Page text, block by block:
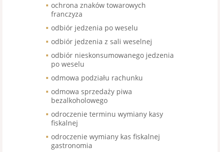
ochrona znaków towarowych
franczyza
odbiór jedzenia po weselu
odbiór jedzenia z sali weselnej
odbiór nieskonsumowanego jedzenia
po weselu
odmowa podziału rachunku
odmowa sprzedaży piwa
bezalkoholowego
odroczenie terminu wymiany kasy
fiskalnej
odroczenie wymiany kas fiskalnej
gastronomia